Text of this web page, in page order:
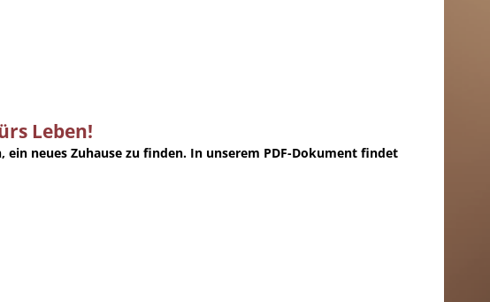
Leben!
neues Zuhause zu finden. In unserem PDF-Dokument findet